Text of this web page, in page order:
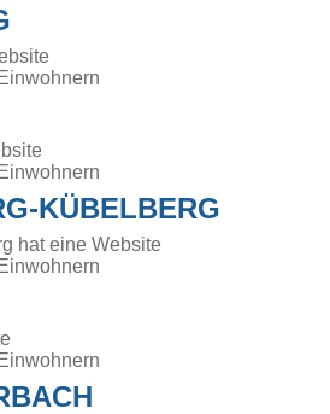
KÜBELBERG
hat eine Website